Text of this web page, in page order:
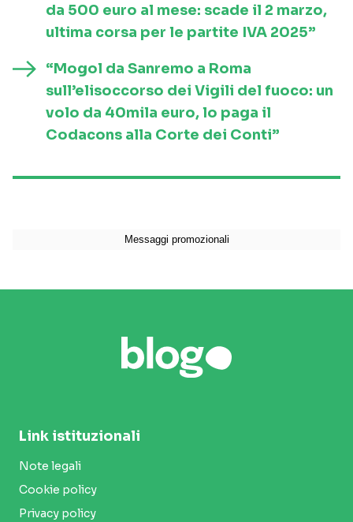
da 500 euro al mese: scade il 2 marzo,
ultima corsa per le partite IVA 2025”
“Mogol da Sanremo a Roma
sull’elisoccorso dei Vigili del fuoco: un
volo da 40mila euro, lo paga il
Codacons alla Corte dei Conti”
Link istituzionali
Note legali
Cookie policy
Privacy policy